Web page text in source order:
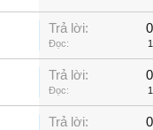
Trả lời: 0
Đọc: 1
Trả lời: 0
Đọc: 1
Trả lời: 0